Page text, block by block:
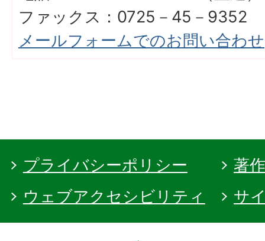
ファックス：0725－45－9352
メールフォームでのお問い合わせ
プライバシーポリシー
著
ウェブアクセシビリティ
サ